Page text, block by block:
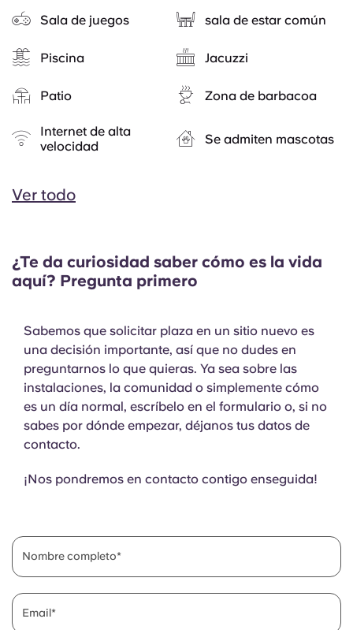
Sala de juegos sala de estar común
Piscina Jacuzzi
Patio Zona de barbacoa
Internet de alta
velocidad
Se admiten mascotas
Ver todo
¿Te da curiosidad saber cómo es la vida
aquí? Pregunta primero
Sabemos que solicitar plaza en un sitio nuevo es
una decisión importante, así que no dudes en
preguntarnos lo que quieras. Ya sea sobre las
instalaciones, la comunidad o simplemente cómo
es un día normal, escríbelo en el formulario o, si no
sabes por dónde empezar, déjanos tus datos de
contacto.
¡Nos pondremos en contacto contigo enseguida!
Nombre completo
Email